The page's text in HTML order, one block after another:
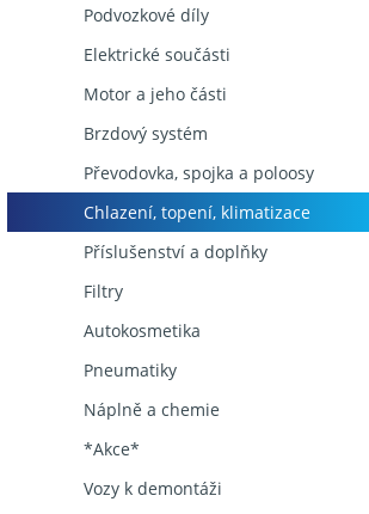
Podvozkové díly
Elektrické součásti
Motor a jeho části
Brzdový systém
Převodovka, spojka a poloosy
Chlazení, topení, klimatizace
Příslušenství a doplňky
Filtry
Autokosmetika
Pneumatiky
Náplně a chemie
*Akce*
Vozy k demontáži